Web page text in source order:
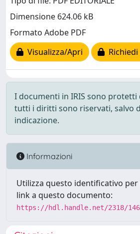
Dimensione 624.06 kB
Formato Adobe PDF
Visualizza/Apri
I documenti in IRIS sono protetti
tutti i diritti sono riservati, salvo
indicazione.
Informazioni
Utilizza questo identificativo
link a questo documento:
https://hdl.handle.net/2318/